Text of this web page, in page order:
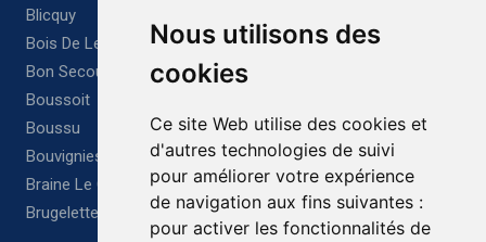
Nous utilisons des
cookies
Ce site Web utilise des cookies et
d'autres technologies de suivi
pour améliorer votre expérience
de navigation aux fins suivantes :
pour activer les fonctionnalités de
Blicquy
Bois De Lessines
Bon Secours
Boussoit
Boussu
Bouvignies
Braine Le Comte
Brugelette